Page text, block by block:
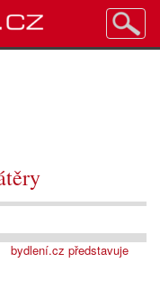
bydlení.cz představuje